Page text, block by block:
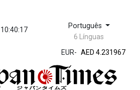
Português
6 Línguas
EUR-
ZWL 371.052996
AED 4.231967
AED 4.231967
ALL 93.084804
AMD 422.04403